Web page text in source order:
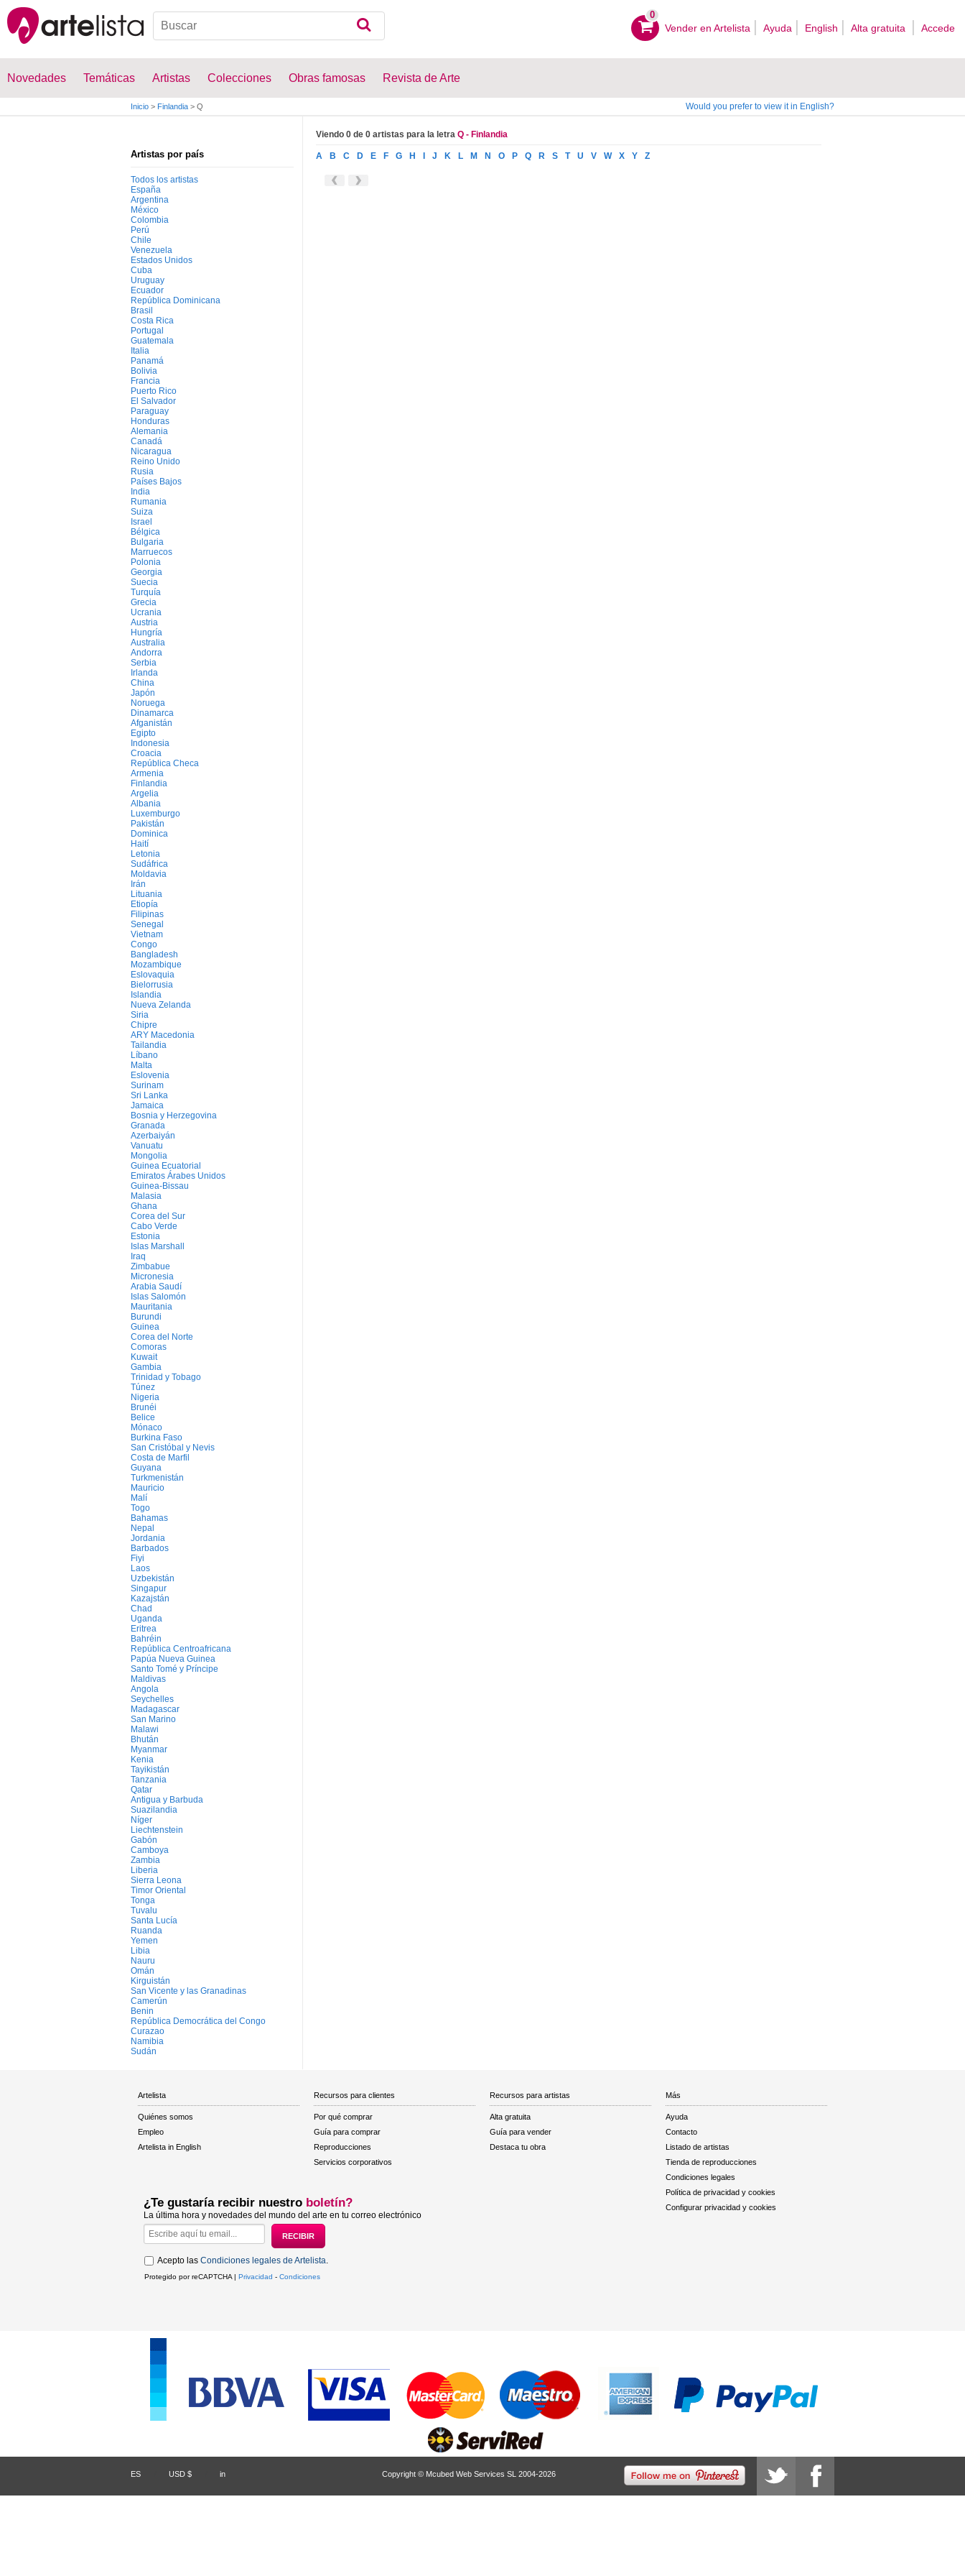
0
Vender en Artelista Ayuda English Alta gratuita Accede
Novedades Temáticas Artistas Colecciones Obras famosas Revista de Arte
Inicio > Finlandia > Q Would you prefer to view it in English?
Artistas por país
Todos los artistas
España
Argentina
México
Colombia
Perú
Chile
Venezuela
Estados Unidos
Cuba
Uruguay
Ecuador
República Dominicana
Brasil
Costa Rica
Portugal
Guatemala
Italia
Panamá
Bolivia
Francia
Puerto Rico
El Salvador
Paraguay
Honduras
Alemania
Canadá
Nicaragua
Reino Unido
Rusia
Países Bajos
India
Rumania
Suiza
Israel
Bélgica
Bulgaria
Marruecos
Polonia
Georgia
Suecia
Turquía
Grecia
Ucrania
Austria
Hungría
Australia
Andorra
Serbia
Irlanda
China
Japón
Noruega
Dinamarca
Afganistán
Egipto
Indonesia
Croacia
República Checa
Armenia
Finlandia
Argelia
Albania
Luxemburgo
Pakistán
Dominica
Haití
Letonia
Sudáfrica
Moldavia
Irán
Lituania
Etiopía
Filipinas
Senegal
Vietnam
Congo
Bangladesh
Mozambique
Eslovaquia
Bielorrusia
Islandia
Nueva Zelanda
Siria
Chipre
ARY Macedonia
Tailandia
Líbano
Malta
Eslovenia
Surinam
Sri Lanka
Jamaica
Bosnia y Herzegovina
Granada
Azerbaiyán
Vanuatu
Mongolia
Guinea Ecuatorial
Emiratos Árabes Unidos
Guinea-Bissau
Malasia
Ghana
Corea del Sur
Cabo Verde
Estonia
Islas Marshall
Iraq
Zimbabue
Micronesia
Arabia Saudí
Islas Salomón
Mauritania
Burundi
Guinea
Corea del Norte
Comoras
Kuwait
Gambia
Trinidad y Tobago
Túnez
Nigeria
Brunéi
Belice
Mónaco
Burkina Faso
San Cristóbal y Nevis
Costa de Marfil
Guyana
Turkmenistán
Mauricio
Malí
Togo
Bahamas
Nepal
Jordania
Barbados
Fiyi
Laos
Uzbekistán
Singapur
Kazajstán
Chad
Uganda
Eritrea
Bahréin
República Centroafricana
Papúa Nueva Guinea
Santo Tomé y Príncipe
Maldivas
Angola
Seychelles
Madagascar
San Marino
Malawi
Bhután
Myanmar
Kenia
Tayikistán
Tanzania
Qatar
Antigua y Barbuda
Suazilandia
Níger
Liechtenstein
Gabón
Camboya
Zambia
Liberia
Sierra Leona
Timor Oriental
Tonga
Tuvalu
Santa Lucía
Ruanda
Yemen
Libia
Nauru
Omán
Kirguistán
San Vicente y las Granadinas
Camerún
Benin
República Democrática del Congo
Curazao
Namibia
Sudán
Viendo 0 de 0 artistas para la letra Q - Finlandia
A B C D E F G H J K L M N O P Q R S T U V W X Y Z
Artelista
Quiénes somos
Empleo
Artelista in English
Recursos para clientes
Por qué comprar
Guía para comprar
Reproducciones
Servicios corporativos
Recursos para artistas
Alta gratuita
Guía para vender
Destaca tu obra
Más
Ayuda
Contacto
Listado de artistas
Tienda de reproducciones
Condiciones legales
Política de privacidad y cookies
Configurar privacidad y cookies
¿Te gustaría recibir nuestro boletín?
La última hora y novedades del mundo del arte en tu correo electrónico
Acepto las Condiciones legales de Artelista.
Protegido por reCAPTCHA | Privacidad - Condiciones
ES USD $ in Copyright © Mcubed Web Services SL 2004-2026